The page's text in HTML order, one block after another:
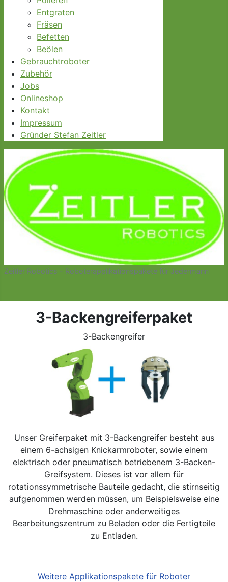
Entgraten
Fräsen
Befetten
Beölen
Gebrauchtroboter
Zubehör
Jobs
Onlineshop
Kontakt
Impressum
Gründer Stefan Zeitler
Zeitler Robotics - Roboterapplikationspakete für Jedermann
3-Backengreiferpaket
3-Backengreifer
Unser Greiferpaket mit 3-Backengreifer besteht aus
einem 6-achsigen Knickarmroboter, sowie einem
elektrisch oder pneumatisch betriebenem 3-Backen-
Greifsystem. Dieses ist vor allem für
rotationssymmetrische Bauteile gedacht, die stirnseitig
aufgenommen werden müssen, um Beispielsweise eine
Drehmaschine oder anderweitiges
Bearbeitungszentrum zu Beladen oder die Fertigteile
zu Entladen.
Weitere Applikationspakete für Roboter